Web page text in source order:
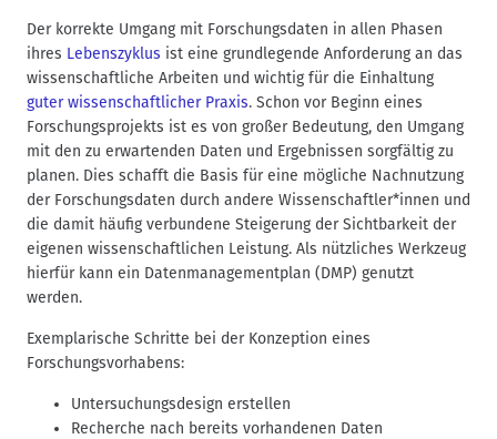
n
a
v
i
g
a
t
i
o
n
Der korrekte Umgang mit Forschungsdaten in allen Phasen
ihres Lebenszyklus ist eine grundlegende Anforderung an das
wissenschaftliche Arbeiten und wichtig für die Einhaltung
guter wissenschaftlicher Praxis. Schon vor Beginn eines
Forschungsprojekts ist es von großer Bedeutung, den Umgang
mit den zu erwartenden Daten und Ergebnissen sorgfältig zu
planen. Dies schafft die Basis für eine mögliche Nachnutzung
der Forschungsdaten durch andere Wissenschaftler*innen und
die damit häufig verbundene Steigerung der Sichtbarkeit der
eigenen wissenschaftlichen Leistung. Als nützliches Werkzeug
hierfür kann ein Datenmanagementplan (DMP) genutzt
werden.
Exemplarische Schritte bei der Konzeption eines
Forschungsvorhabens:
Untersuchungsdesign erstellen
Recherche nach bereits vorhandenen Daten